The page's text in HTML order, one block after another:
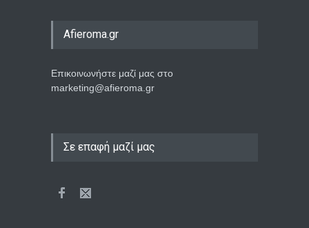
Afieroma.gr
Επικοινωνήστε μαζί μας στο
marketing@afieroma.gr
Σε επαφή μαζί μας